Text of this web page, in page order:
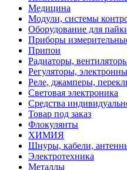
Медицина
Модули, системы
Оборудование для
Приборы
Припои
Радиаторы,
Регуляторы,
Реле, джамперы,
Световая электроника
Средства
Товар под заказ
Флокулянты
ХИМИЯ
Шнуры, кабели,
Электротехника
Металлы